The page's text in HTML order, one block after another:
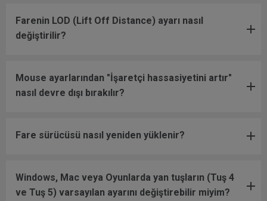
Farenin LOD (Lift Off Distance) ayarı nasıl
değiştirilir?
Mouse ayarlarından "İşaretçi hassasiyetini artır"
nasıl devre dışı bırakılır?
Fare sürücüsü nasıl yeniden yüklenir?
Windows, Mac veya Oyunlarda yan tuşların (Tuş 4
ve Tuş 5) varsayılan ayarını değiştirebilir miyim?